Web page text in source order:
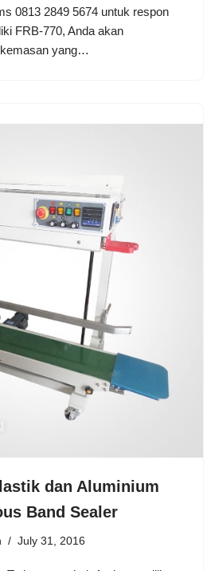
0813 2849 5674 untuk respon
FRB-770, Anda akan
yang…
dan Aluminium
Band Sealer
July 31, 2016